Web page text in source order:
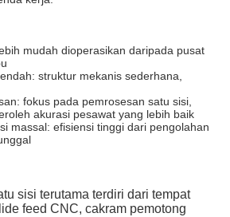
mudah dioperasikan daripada pusat
struktur mekanis sederhana,
fokus pada pemrosesan satu sisi,
akurasi pesawat yang lebih baik
massal: efisiensi tinggi dari pengolahan
sisi terutama terdiri dari tempat
feed CNC, cakram pemotong